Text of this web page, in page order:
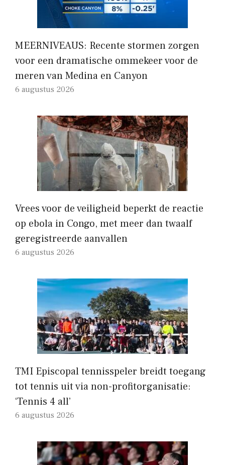
MEERNIVEAUS: Recente stormen zorgen
voor een dramatische ommekeer voor de
meren van Medina en Canyon
6 augustus 2026
Vrees voor de veiligheid beperkt de reactie
op ebola in Congo, met meer dan twaalf
geregistreerde aanvallen
6 augustus 2026
TMI Episcopal tennisspeler breidt toegang
tot tennis uit via non-profitorganisatie:
‘Tennis 4 all’
6 augustus 2026